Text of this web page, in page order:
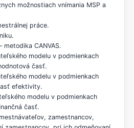
možnostiach vnímania MSP a
práce.
CANVAS.
modelu v podmienkach
časť.
modelu v podmienkach
efektivity.
modelu v podmienkach
časť.
zamestnancov,